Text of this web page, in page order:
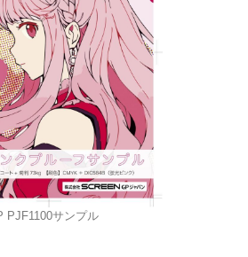
PJF1100サンプル